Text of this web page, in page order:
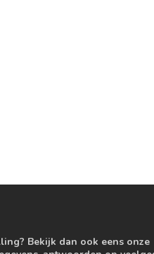
Bekijk dan ook eens onze